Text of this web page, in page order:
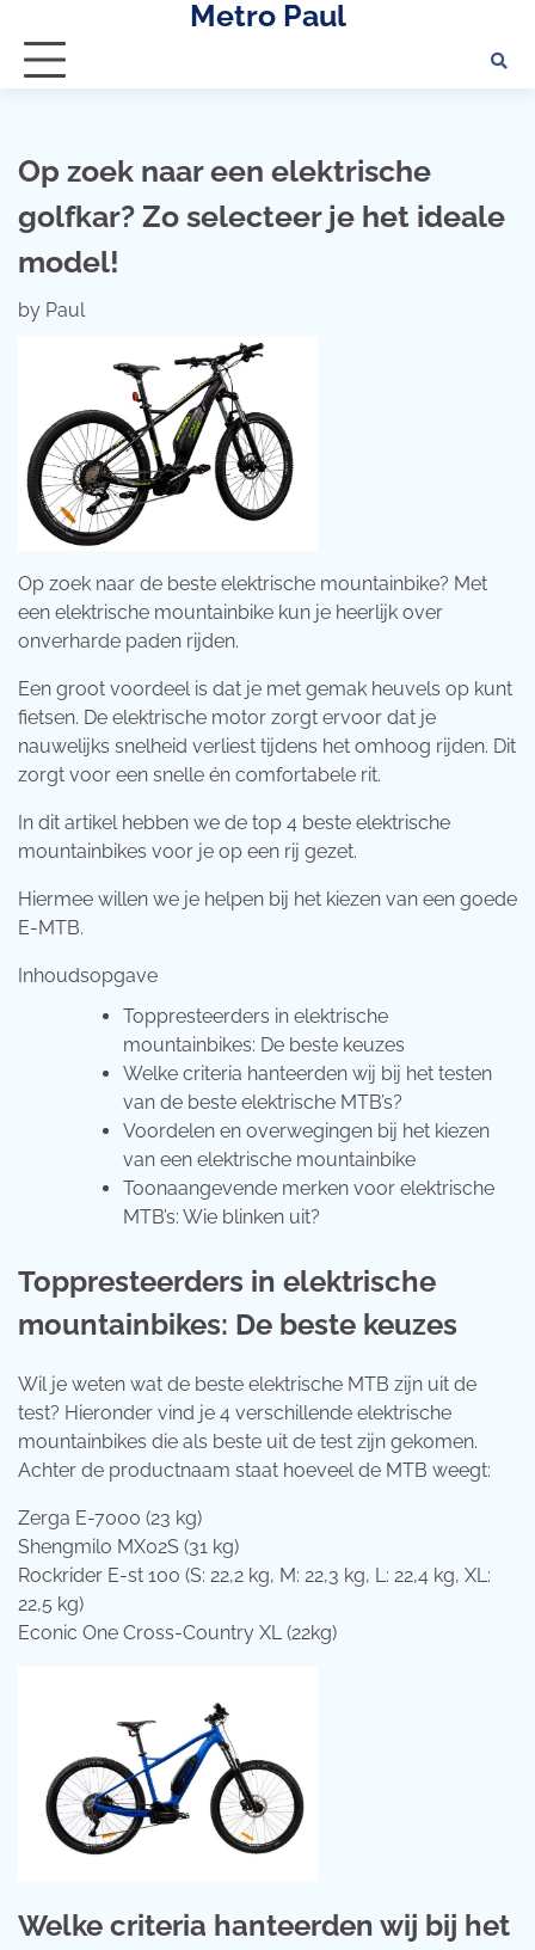
content
Metro Paul
Op zoek naar een elektrische
golfkar? Zo selecteer je het ideale
model!
by Paul
Op zoek naar de beste elektrische mountainbike? Met
een elektrische mountainbike kun je heerlijk over
onverharde paden rijden.
Een groot voordeel is dat je met gemak heuvels op kunt
fietsen. De elektrische motor zorgt ervoor dat je
nauwelijks snelheid verliest tijdens het omhoog rijden. Dit
zorgt voor een snelle én comfortabele rit.
In dit artikel hebben we de top 4 beste elektrische
mountainbikes voor je op een rij gezet.
Hiermee willen we je helpen bij het kiezen van een goede
E-MTB.
Inhoudsopgave
Toppresteerders in elektrische
mountainbikes: De beste keuzes
Welke criteria hanteerden wij bij het testen
van de beste elektrische MTB’s?
Voordelen en overwegingen bij het kiezen
van een elektrische mountainbike
Toonaangevende merken voor elektrische
MTB’s: Wie blinken uit?
Toppresteerders in elektrische
mountainbikes: De beste keuzes
Wil je weten wat de beste elektrische MTB zijn uit de
test? Hieronder vind je 4 verschillende elektrische
mountainbikes die als beste uit de test zijn gekomen.
Achter de productnaam staat hoeveel de MTB weegt:
Zerga E-7000 (23 kg)
Shengmilo MX02S (31 kg)
Rockrider E-st 100 (S: 22,2 kg, M: 22,3 kg, L: 22,4 kg, XL:
22,5 kg)
Econic One Cross-Country XL (22kg)
Welke criteria hanteerden wij bij het